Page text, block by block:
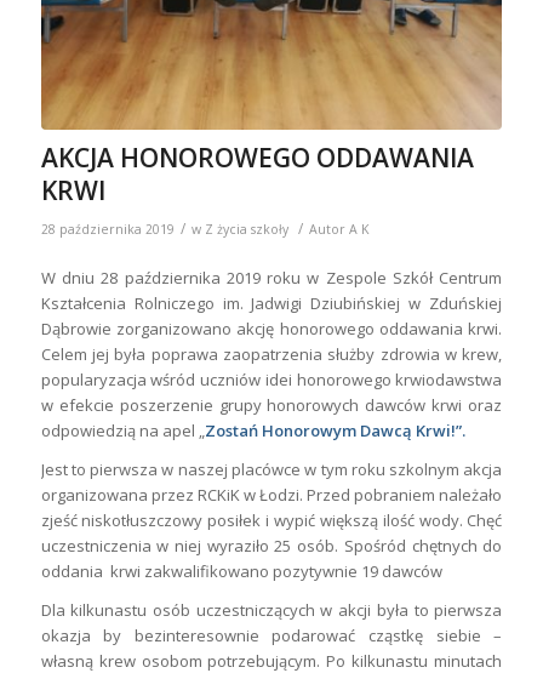
AKCJA HONOROWEGO ODDAWANIA
KRWI
28 października 2019 / w Z życia szkoły / Autor A K
W dniu 28 października 2019 roku w Zespole Szkół Centrum
Kształcenia Rolniczego im. Jadwigi Dziubińskiej w Zduńskiej
Dąbrowie zorganizowano akcję honorowego oddawania krwi.
Celem jej była poprawa zaopatrzenia służby zdrowia w krew,
popularyzacja wśród uczniów idei honorowego krwiodawstwa
w efekcie poszerzenie grupy honorowych dawców krwi oraz
odpowiedzią na apel „Zostań Honorowym Dawcą Krwi!”.
Jest to pierwsza w naszej placówce w tym roku szkolnym akcja
organizowana przez RCKiK w Łodzi. Przed pobraniem należało
zjeść niskotłuszczowy posiłek i wypić większą ilość wody. Chęć
uczestniczenia w niej wyraziło 25 osób. Spośród chętnych do
oddania krwi zakwalifikowano pozytywnie 19 dawców
Dla kilkunastu osób uczestniczących w akcji była to pierwsza
okazja by bezinteresownie podarować cząstkę siebie –
własną krew osobom potrzebującym. Po kilkunastu minutach